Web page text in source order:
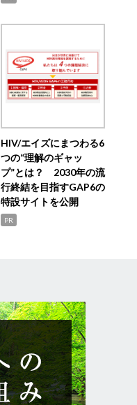
HIV/エイズにまつわる6
つの“理解のギャッ
プ”とは？ 2030年の流
行終結を目指すGAP6の
特設サイトを公開
PR